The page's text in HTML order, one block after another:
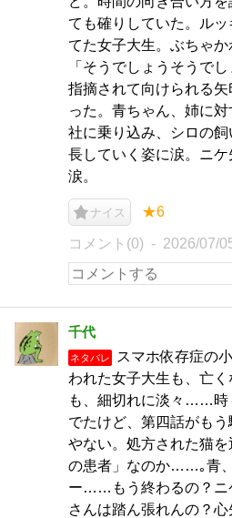
ても確りしていた。ル
てた女子大生。ぶちゃ
「そうでしょうそうで
指摘されて向けられる
った。青ちゃん、姉に
社に乗り込み、シロの
長していく姿に涙。ニ
涙。
ナイス ★6
コメント(0) 2026/07/
千代
ネタバレ
スマホ依存症の
われた女子大生も、亡
も、細切れに淡々……時
でたけど、第四話がも
やない。処方された猫
の患者」なのか……｡青
ー……もう終わるの？ニ
さんは踏ん張れんの？